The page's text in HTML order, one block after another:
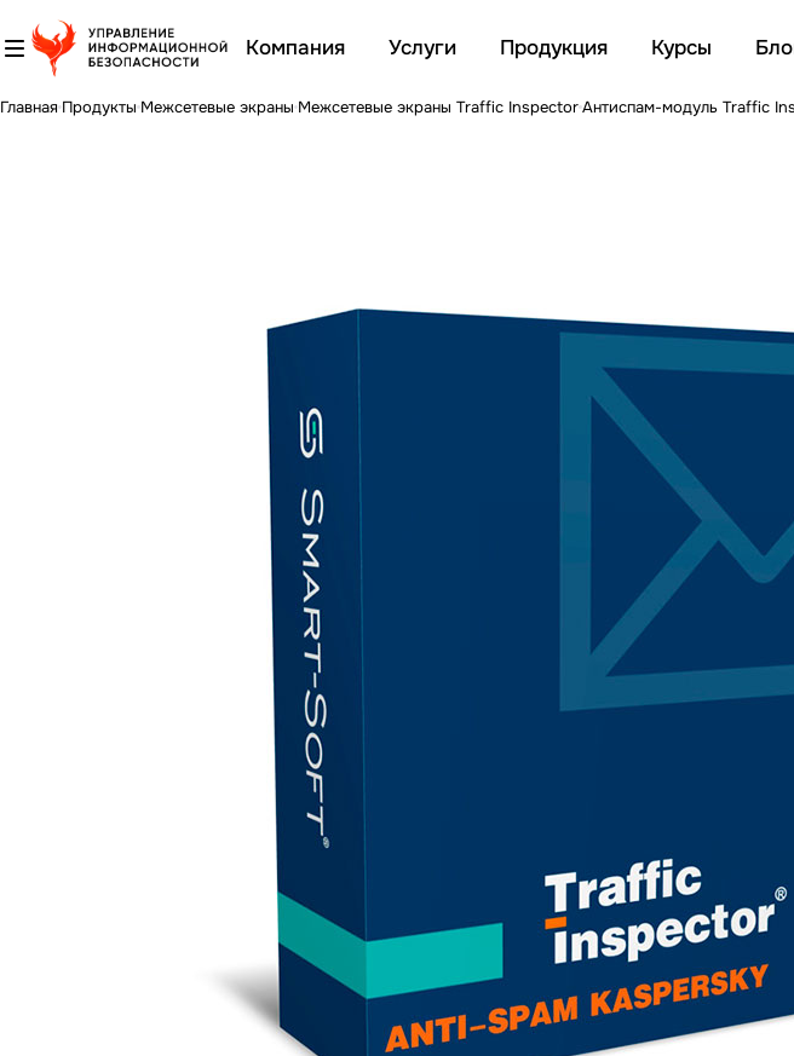
Компания Услуги Продукция Курсы
Главная Продукты Межсетевые экраны Межсетевые экраны Traffic InspectorАнтиспам-модуль Traffic